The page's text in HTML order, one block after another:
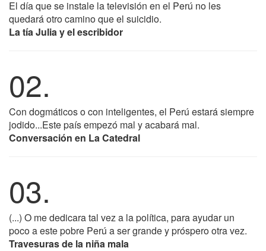
El día que se instale la televisión en el Perú no les
quedará otro camino que el suicidio.
La tía Julia y el escribidor
02.
Con dogmáticos o con inteligentes, el Perú estará siempre
jodido...Este país empezó mal y acabará mal.
Conversación en La Catedral
03.
(...) O me dedicara tal vez a la política, para ayudar un
poco a este pobre Perú a ser grande y próspero otra vez.
Travesuras de la niña mala